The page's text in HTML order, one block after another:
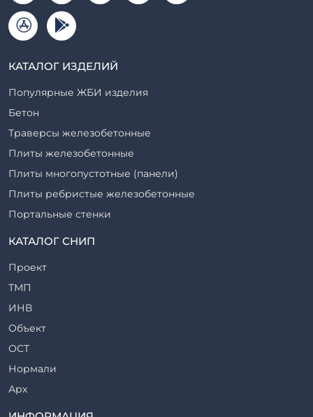
КАТАЛОГ ИЗДЕЛИЙ
Популярные ЖБИ изделия
Бетон
Траверсы железобетонные
Плиты железобетонные
Плиты многопустотные (панели)
Плиты ребристые железобетонные
Портальные стенки
Прогоны железобетонные
Ригели железобетонные
Сваи железобетонные
Стеновые блоки
Стойки железобетонные
Столбы железобетонные
Закладные детали
Трубы железобетонные
КАТАЛОГ СНИП
Проект
ТМП
ИНВ
Объект
ОСТ
Нормали
Арх
ТР